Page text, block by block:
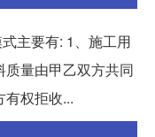
主要有: 1、施工用
量由甲乙双方共同
权拒收...